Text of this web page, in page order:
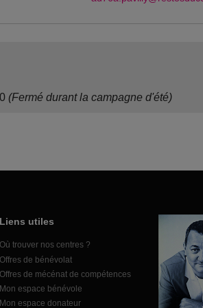
(Fermé durant la campagne d'été)
Liens utiles
Où trouver nos centres ?
Offres de bénévolat
Offres de mécénat de compétences
Mon espace bénévole
Mon espace donateur